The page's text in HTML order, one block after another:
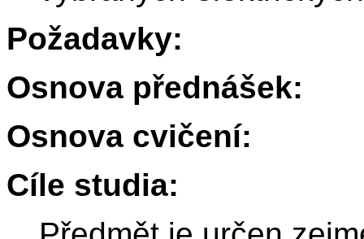
Požadavky:
Osnova přednášek:
Osnova cvičení:
Cíle studia: